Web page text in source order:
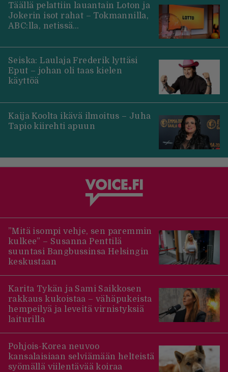
Täällä pelattiin lauantain Loton ja
Jokerin isot rahat – Tokmannilla,
ABC:lla, netissä…
Seiska: Laulaja Frederik lyttäsi
Eput – johan oli taas kielen
käyttöä
Kaija Koolta ikävä ilmoitus – Juha
Tapio kiirehti apuun
”Mitä isompi vehje, sen paremmin
kulkee” – Susanna Penttilä
suuntasi Bangbussinsa Helsingin
keskustaan
Karita Tykän ja Sami Saikkosen
rakkaus kukoistaa – vähäpukeista
hempeilyä ja leveitä virnistyksiä
laiturilla
Pohjois-Korea neuvoo
kansalaisiaan selviämään helteistä
syömällä viilentävää koiraa